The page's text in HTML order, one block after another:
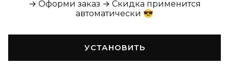
→ Оформи заказ → Скидка применится
автоматически 😎
УСТАНОВИТЬ
Главная Каталог Корзина Новости Профиль